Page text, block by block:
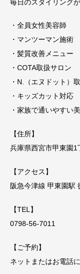
毎日のスタイリング
・全員女性美容師
・マンツーマン施術
・髪質改善メニュー
・COTA取扱サロン
・N.（エヌドット）
・キッズカット対応
・家族で通いやすい
【住所】
兵庫県西宮市甲東園1
【アクセス】
阪急今津線 甲東園駅
【TEL】
0798-56-7011
【ご予約】
ネットまたはお電話